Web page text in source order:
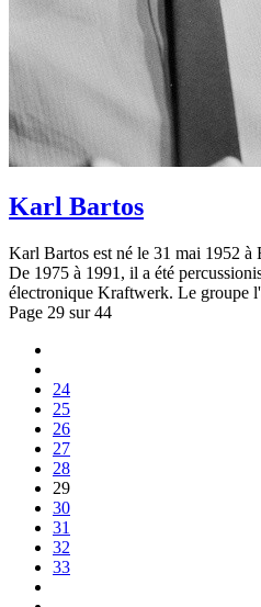
Karl Bartos
Karl Bartos est né le 31 mai 1952 à
De 1975 à 1991, il a été
électronique Kraftwerk. Le groupe
Page 29 sur 44
24
25
26
27
28
29
30
31
32
33